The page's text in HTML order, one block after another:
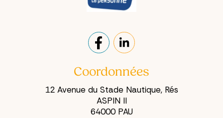
revienne sans
démarches à
quelqu'un
souvent une
réaction
Mes affaires,
m'en occupe.
»
Coordonnées
12 Avenue du Stade Nautique, Rés
ASPIN II
64000 PAU